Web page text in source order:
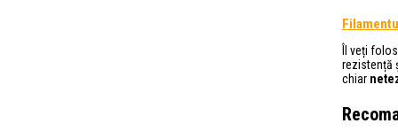
Îl veți
rezistență
chiar